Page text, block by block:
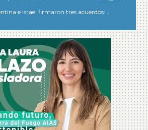
e Israel firmaron tres acuerdos:…